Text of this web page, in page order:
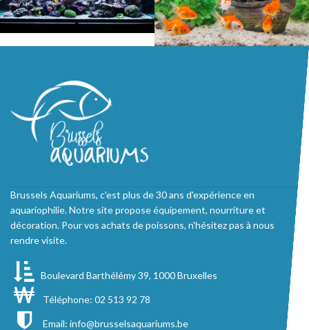
Brussels Aquariums, c'est plus de 30 ans d'expérience en
aquariophilie. Notre site propose équipement, nourriture et
décoration. Pour vos achats de poissons, n'hésitez pas à nous
rendre visite.
Boulevard Barthélémy 39, 1000 Bruxelles
Téléphone: 02 513 92 78
Email: info@brusselsaquariums.be